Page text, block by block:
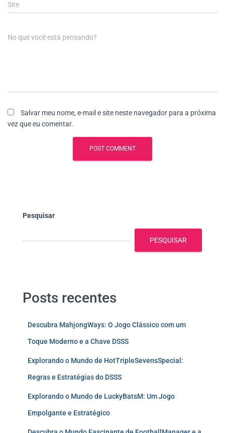
Site
No que você está pensando?
Salvar meu nome, e-mail e site neste navegador para a próxima
vez que eu comentar.
Pesquisar
PESQUISAR
Posts recentes
Descubra MahjongWays: O Jogo Clássico com um
Toque Moderno e a Chave DSSS
Explorando o Mundo de HotTripleSevensSpecial:
Regras e Estratégias do DSSS
Explorando o Mundo de LuckyBatsM: Um Jogo
Empolgante e Estratégico